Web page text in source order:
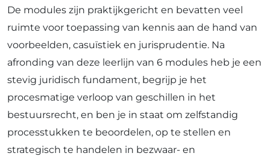
De modules zijn praktijkgericht en bevatten veel
ruimte voor toepassing van kennis aan de hand van
voorbeelden, casuïstiek en jurisprudentie. Na
afronding van deze leerlijn van 6 modules heb je een
stevig juridisch fundament, begrijp je het
procesmatige verloop van geschillen in het
bestuursrecht, en ben je in staat om zelfstandig
processtukken te beoordelen, op te stellen en
strategisch te handelen in bezwaar- en